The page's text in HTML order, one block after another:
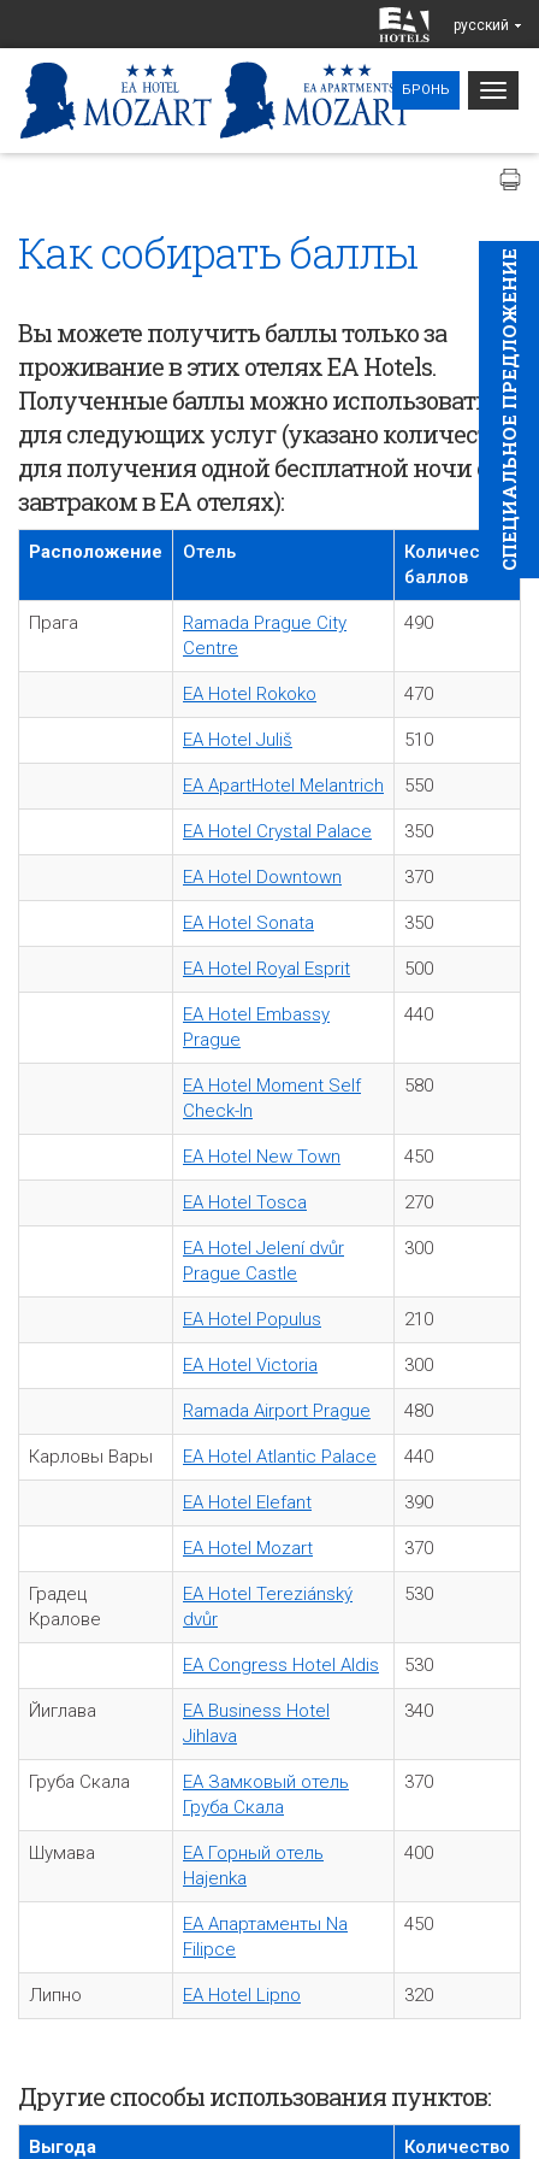
pусский
БРОНЬ
CПЕЦИAЛЬНОЕ ПРЕДЛОЖЕНИЕ
Как собирать баллы
Вы можете получить баллы только за
проживание в этих отелях EA Hotels.
Полученные баллы можно использовать
для следующих услуг (указано количество
для получения одной бесплатной ночи с
завтраком вEAотелях):
Расположение Oтель
Количество
баллов
Прага
Ramada Prague City
Centre
490
EA Hotel Rokoko 470
EA Hotel Juliš 510
EA ApartHotel Melantrich 550
EA Hotel Crystal Palace 350
EA Hotel Downtown 370
EA Hotel Sonata 350
EA Hotel Royal Esprit 500
EA Hotel Embassy
Prague
440
EA Hotel Moment Self
Check-In
580
EA Hotel New Town 450
EA Hotel Tosca 270
EA Hotel Jelení dvůr
Prague Castle
300
EA Hotel Populus 210
EA Hotel Victoria 300
Ramada Airport Prague 480
Карловы Вары EA Hotel Atlantic Palace 440
EA Hotel Elefant 390
EA Hotel Mozart 370
Градец
Кралове
EA Hotel Tereziánský
dvůr
530
EA Congress Hotel Aldis 530
Йиглава
EA Business Hotel
Jihlava
340
Груба Скала
EA Замковый отель
Груба Скала
370
Шумава
EA Горный отель
Hajenka
400
EA Апартаменты Na
Filipce
450
Липно EA Hotel Lipno 320
Другие способы использования пунктов:
Bыгода Количество